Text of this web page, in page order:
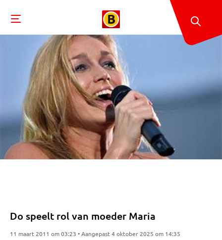
Do speelt rol van moeder Maria
11 maart 2011 om 03:23 • Aangepast 4 oktober 2025 om 14:35